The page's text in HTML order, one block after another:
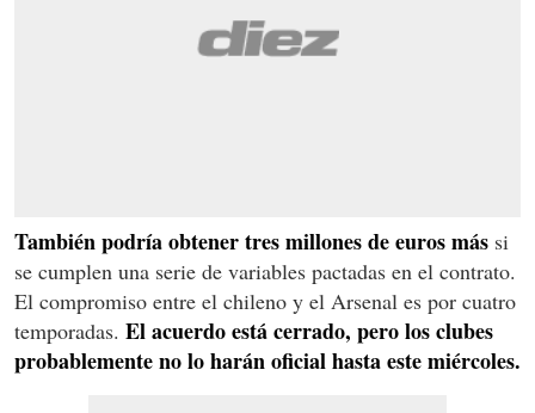
También podría obtener tres millones de euros más si
se cumplen una serie de variables pactadas en el contrato.
El compromiso entre el chileno y el Arsenal es por cuatro
temporadas. El acuerdo está cerrado, pero los clubes
probablemente no lo harán oficial hasta este miércoles.